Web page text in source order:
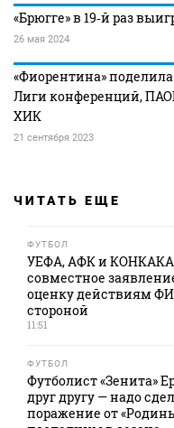
«Брюгге» в 19‑й раз
26 мая 2024
«Фиорентина»
Лиги конференций,
ХИК
21 сентября 2023
ЧИТАТЬ ЕЩЕ
ФУТБОЛ
УЕФА, АФК и
совместное
оценку действиям
стороной
11:51
ФУТБОЛ
Футболист «Зенита»
друг другу — надо
поражение от